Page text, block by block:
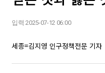
입력 2025-07-12 06:00
세종=김지영 인구정책전문 기자